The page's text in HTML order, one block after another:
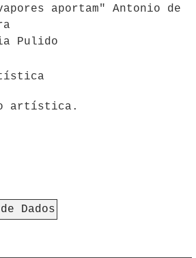
aportam" Antonio de
Pulido
artística.
Dados